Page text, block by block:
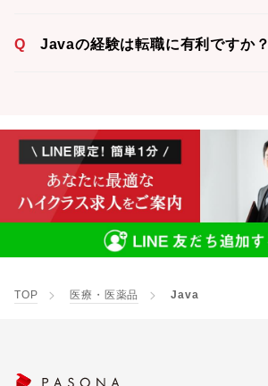
Q Javaの経験は転職に有利ですか？
TOP 医療・医薬品 Java